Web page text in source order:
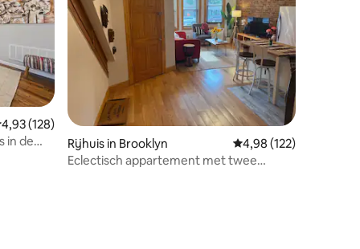
beoordeling van 4,93 op 5, 128 recensies
4,93 (128)
in de
Rijhuis in Brooklyn Gemiddelde
4,98 (122)
Eclectisch appartement met twee